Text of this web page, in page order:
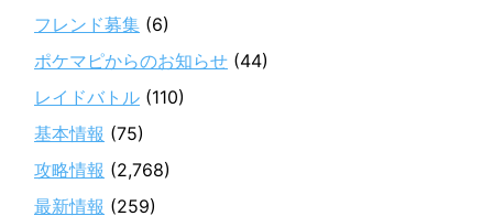
フレンド募集 (6)
ポケマピからのお知らせ (44)
レイドバトル (110)
基本情報 (75)
攻略情報 (2,768)
最新情報 (259)